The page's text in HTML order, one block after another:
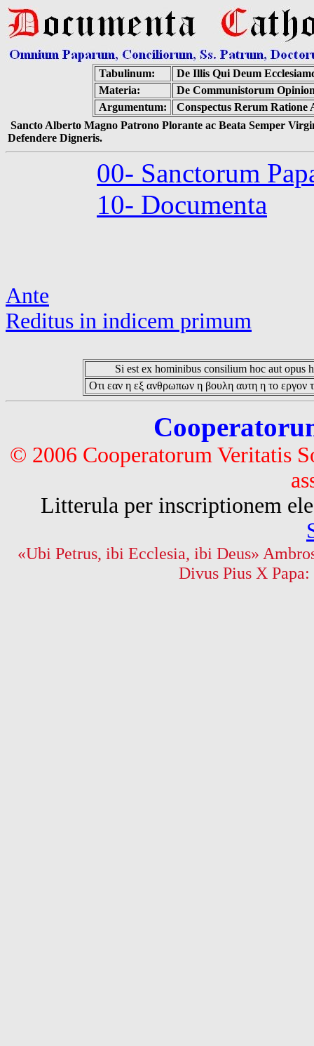
Tabulinum:
De Illis Qui Deum
Materia:
De Communistorum
Argumentum:
Conspectus Rerum
Sancto Alberto Magno Patrono Plorante ac Beata Semper
Defendere Digneris.
00- Sanctorum
10- Documenta
Ante
Reditus in indicem primum
Si est ex hominibus consilium hoc aut opus
Οτι εαν η εξ ανθρωπων η βουλη αυτη η το εργον
© 2006 Cooperatorum Veritatis
Litterula per inscriptionem
«Ubi Petrus, ibi Ecclesia, ibi Deus»
Divus Pius X Papa: